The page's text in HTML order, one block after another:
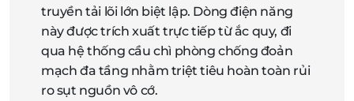
truyền tải lõi lớn biệt lập. Dòng điện năng
này được trích xuất trực tiếp từ ắc quy, đi
qua hệ thống cầu chì phòng chống đoản
mạch đa tầng nhằm triệt tiêu hoàn toàn rủi
ro sụt nguồn vô cớ.